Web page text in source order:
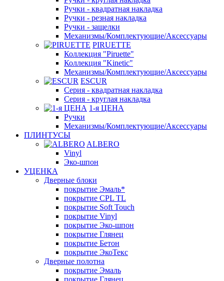
Ручки - квадратная накладка
Ручки - резная накладка
Ручки - защелки
Механизмы/Комплектующие/Аксессуары
PIRUETTE
Коллекция "Piruette"
Коллекция "Kinetic"
Механизмы/Комплектующие/Аксессуары
ESCUR
Серия - квадратная накладка
Серия - круглая накладка
1-я ЦЕНА
Ручки
Механизмы/Комплектующие/Аксессуары
ПЛИНТУСЫ
ALBERO
Vinyl
Эко-шпон
УЦЕНКА
Дверные блоки
покрытие Эмаль*
покрытие CPL TL
покрытие Soft Touch
покрытие Vinyl
покрытие Эко-шпон
покрытие Глянец
покрытие Бетон
покрытие ЭкоТекс
Дверные полотна
покрытие Эмаль
покрытие Глянец